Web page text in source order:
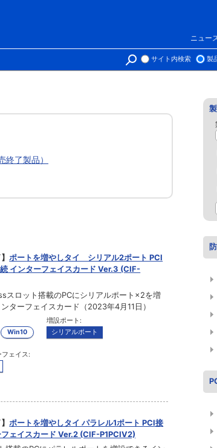
ニュー
サイト内検索 製
終了製品）
】ポートを増やしタイ シリアル2ポート PCI
インターフェイスカード Ver.3 (CIF-
スロット搭載のPCにシリアルポート×2を増
ターフェイスカード（2023年4月11日）
Win10
増設ポート:
シリアルポート
ェイス:
】ポートを増やしタイ パラレル1ポート PCI接
ェイスカード Ver.2 (CIF-P1PCIV2)